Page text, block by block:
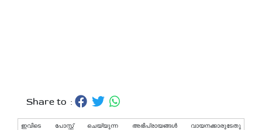
Share to :
ഇവിടെ പോസ്റ്റ് ചെയ്യുന്ന അഭിപ്രായങ്ങള്‍ വായനക്കാരുടേതു